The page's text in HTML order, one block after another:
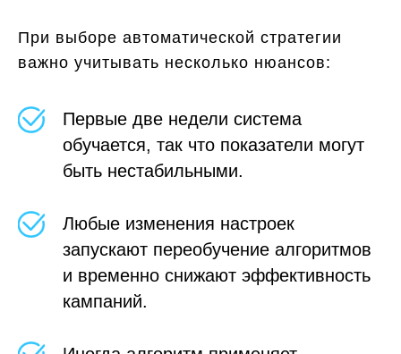
При выборе автоматической стратегии
важно учитывать несколько нюансов:
Первые две недели система
обучается, так что показатели могут
быть нестабильными.
Любые изменения настроек
запускают переобучение алгоритмов
и временно снижают эффективность
кампаний.